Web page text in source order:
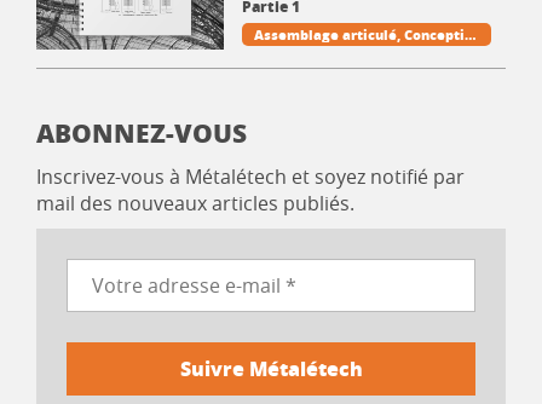
Partie 1
Assemblage articulé Conceptio
n Cornière Poutre Pratique et t
echniques de la CM
ABONNEZ-VOUS
Inscrivez-vous à Métalétech et soyez notifié par
mail des nouveaux articles publiés.